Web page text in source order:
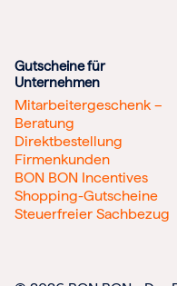
Gutscheine für
Unternehmen
Mitarbeitergeschenk –
Beratung
Direktbestellung
Firmenkunden
BON BON Incentives
Shopping-Gutscheine
Steuerfreier Sachbezug